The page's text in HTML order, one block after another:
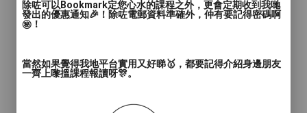
除咗可以Bookmark定您心水的課程之外，更會定期收到我哋
發出的優惠通知🎉！除咗電郵資料準確外，仲有要記得密碼啊
㊙️！
當然如果覺得我地平台實用又好睇🥇，都要記得介紹身邊朋友
一齊上嚟搵課程報讀呀🎊。